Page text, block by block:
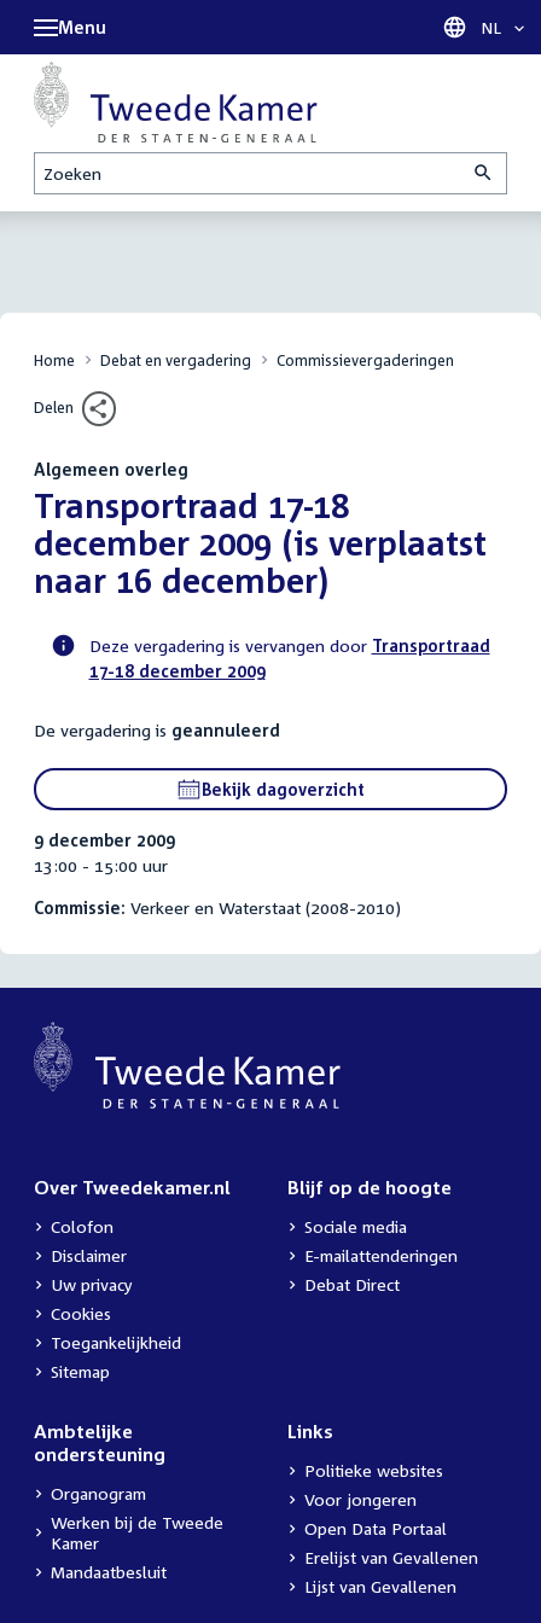
Zoeken
Menu Taal
NL
Home Debat en vergadering Commissievergaderingen
Delen
Algemeen overleg
:Transportraad 17-18
december 2009 (is verplaatst
naar 16 december)
Voortgangsstatus
activiteit
Deze vergadering is vervangen door Transportraad
17-18 december 2009
De vergadering is geannuleerd
Bekijk dagoverzicht
9 december 2009
13:00 - 15:00 uur
Commissie: Verkeer en Waterstaat (2008-2010)
Over Tweedekamer.nl
Colofon
Disclaimer
Uw privacy
Cookies
Toegankelijkheid
Sitemap
Blijf op de hoogte
Sociale media
E-mailattenderingen
Debat Direct
Ambtelijke
ondersteuning
Organogram
Werken bij de Tweede
Kamer
Mandaatbesluit
Links
Politieke websites
Voor jongeren
Open Data Portaal
Erelijst van Gevallenen
Lijst van Gevallenen